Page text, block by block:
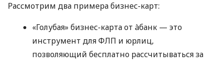
Рассмотрим два примера бизнес-карт:
«Голубая» бизнес-карта от àбанк — это
инструмент для ФЛП и юрлиц,
позволяющий бесплатно рассчитываться за